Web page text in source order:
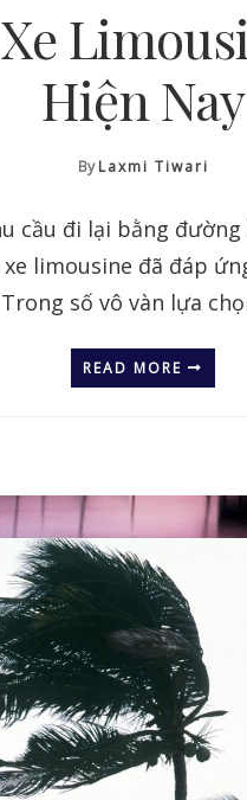
Hiện Nay
ByLaxmi Tiwari
cầu đi lại bằng
limousine đã đáp
số vô vàn lựa
READ MORE